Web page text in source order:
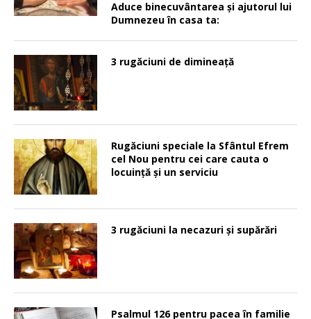
Aduce binecuvântarea şi ajutorul lui
Dumnezeu în casa ta:
3 rugăciuni de dimineață
Rugăciuni speciale la Sfântul Efrem
cel Nou pentru cei care cauta o
locuinţă şi un serviciu
3 rugăciuni la necazuri și supărări
Psalmul 126 pentru pacea în familie